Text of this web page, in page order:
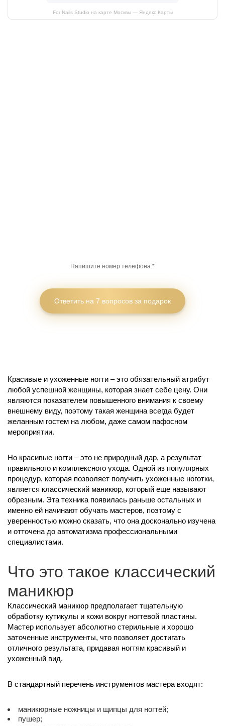
For Nails Studio на карте Москвы — Яндекс Карты
Красивые и ухоженные ногти – это обязательный атрибут
любой успешной женщины, которая знает себе цену. Они
являются показателем повышенного внимания к своему
внешнему виду, поэтому такая женщина всегда будет
желанным гостем на любом, даже самом пафосном
мероприятии.
Но красивые ногти – это не природный дар, а результат
правильного и комплексного ухода. Одной из популярных
процедур, которая позволяет получить ухоженные ноготки,
является классический маникюр, который еще называют
обрезным. Эта техника появилась раньше остальных и
именно ей начинают обучать мастеров, поэтому с
уверенностью можно сказать, что она досконально изучена
и отточена до автоматизма профессиональными
специалистами.
Что это такое классический
маникюр
Классический маникюр предполагает тщательную
обработку кутикулы и кожи вокруг ногтевой пластины.
Мастер использует абсолютно стерильные и хорошо
заточенные инструменты, что позволяет достигать
отличного результата, придавая ногтям красивый и
ухоженный вид.
В стандартный перечень инструментов мастера входят:
маникюрные ножницы и щипцы для ногтей;
пушер;